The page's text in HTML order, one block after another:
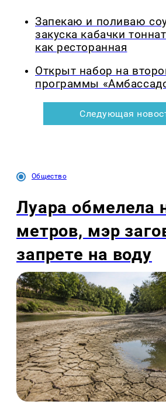
Запекаю и поливаю
закуска кабачки
как ресторанная
Открыт набор на
программы
Следующая
Общество
Луара обмелела
метров, мэр
запрете на воду